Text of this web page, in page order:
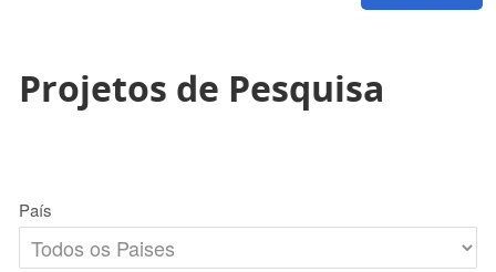
Projetos de Pesquisa
País